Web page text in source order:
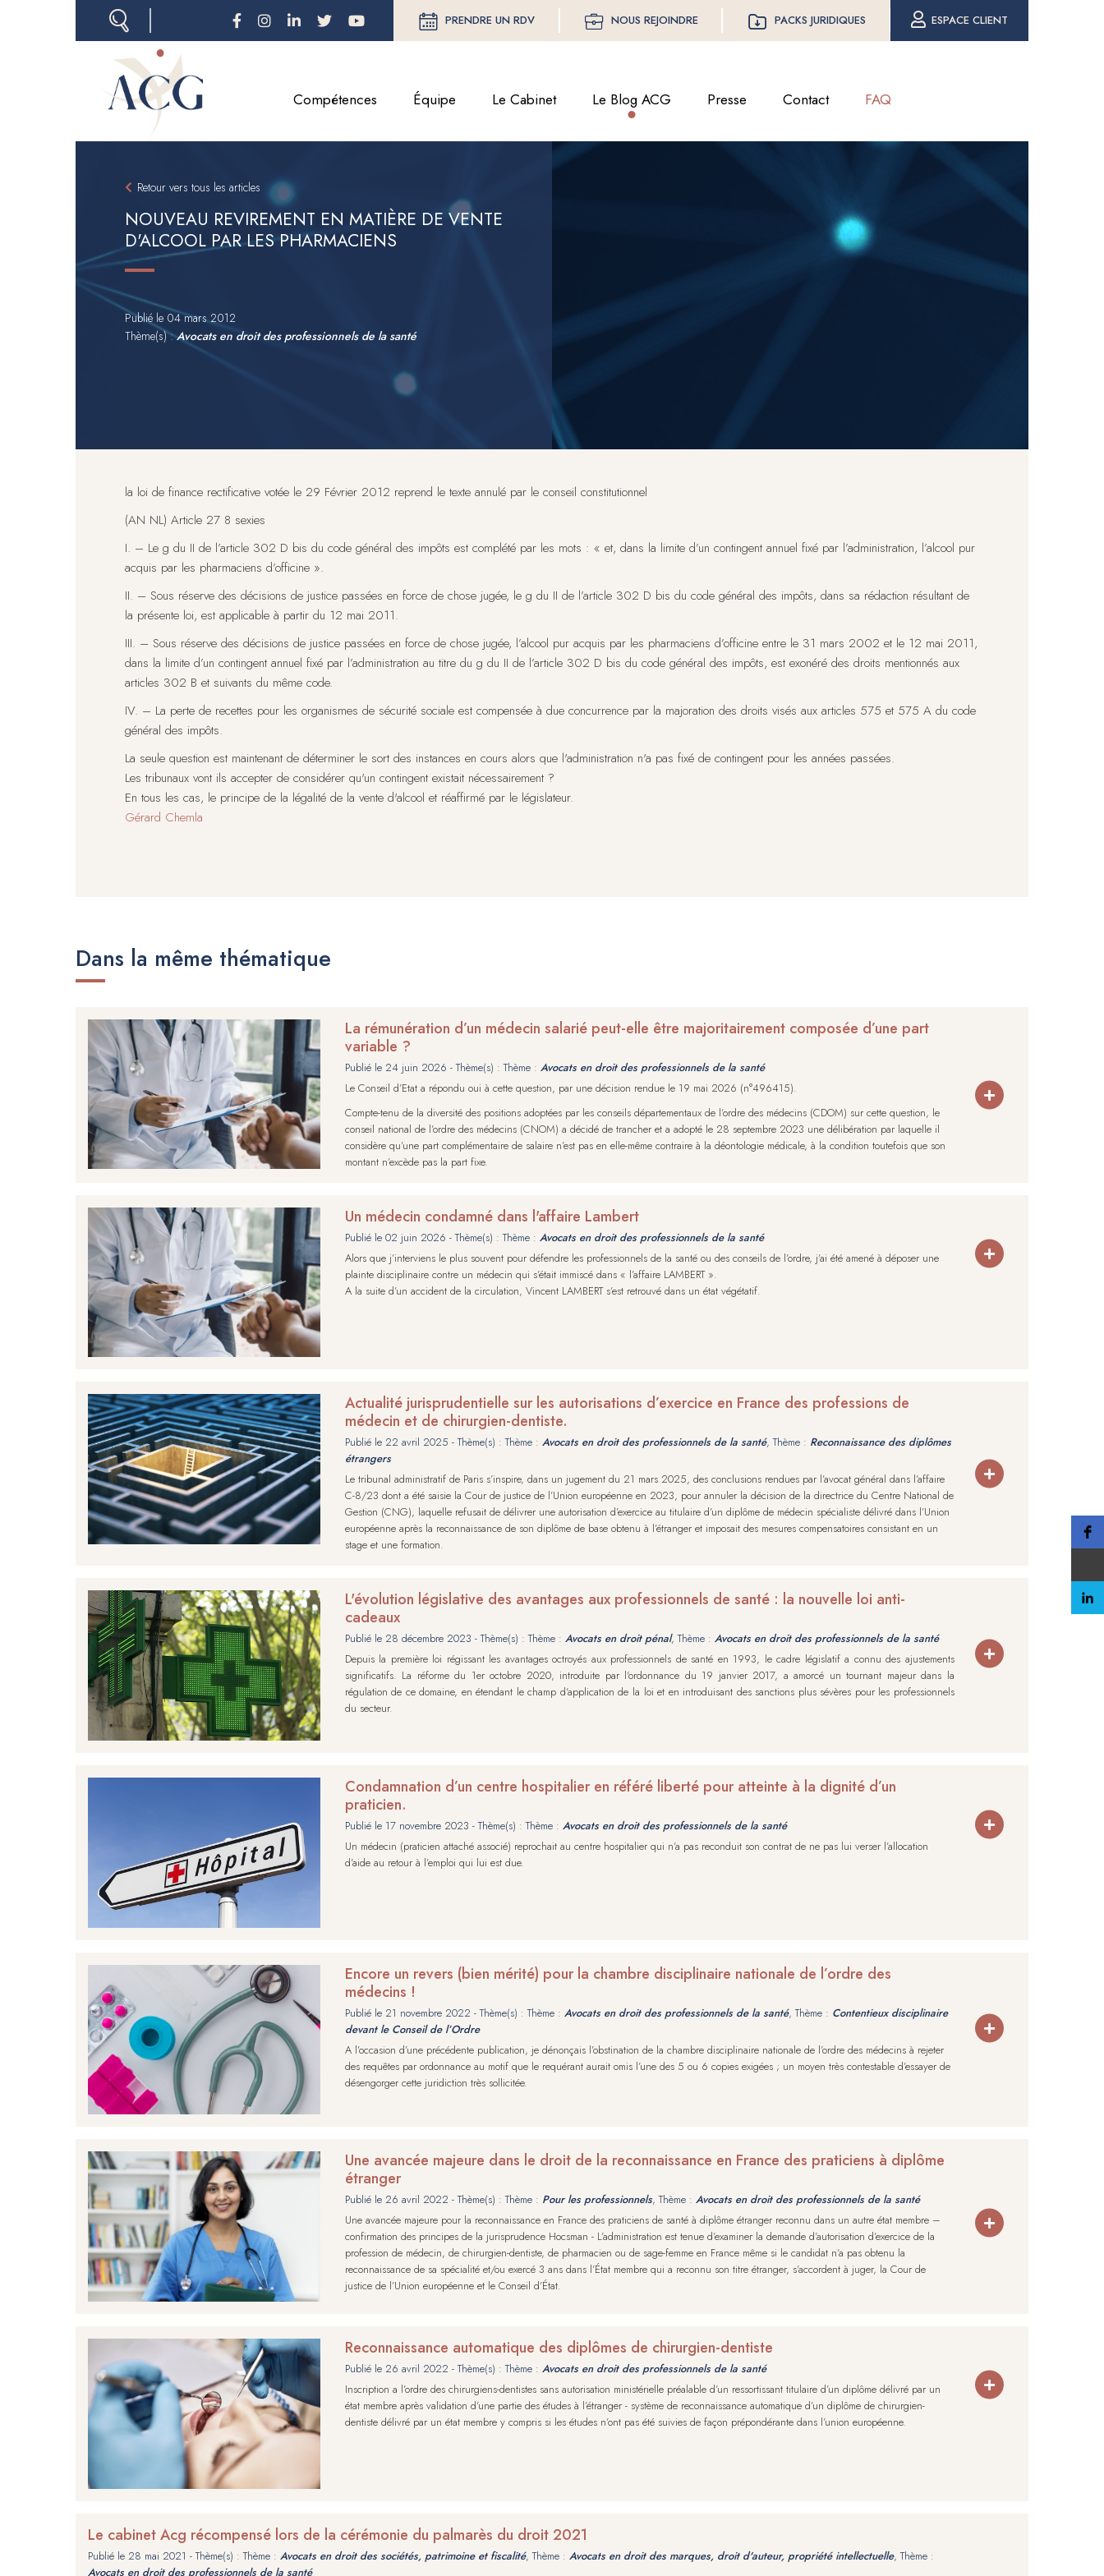
PRENDRE UN RDV NOUS REJOINDRE PACKS JURIDIQUES ESPACE CLIENT
Compétences Équipe Le Cabinet Le Blog ACG Presse Contact FAQ
Retour vers tous les articles
NOUVEAU REVIREMENT EN MATIÈRE DE VENTE
D'ALCOOL PAR LES PHARMACIENS
Publié le 04 mars 2012
Thème(s) :Avocats en droit des professionnels de la santé
la loi de finance rectificative votée le 29 Février 2012 reprend le texte annulé par le conseil constitutionnel
(AN NL) Article 27 8 sexies
I. – Le g du II de l’article 302 D bis du code général des impôts est complété par les mots : « et, dans la limite d’un contingent annuel fixé par l’administration, l’alcool pur
acquis par les pharmaciens d’officine ».
II. – Sous réserve des décisions de justice passées en force de chose jugée, le g du II de l’article 302 D bis du code général des impôts, dans sa rédaction résultant de
la présente loi, est applicable à partir du 12 mai 2011.
III. – Sous réserve des décisions de justice passées en force de chose jugée, l’alcool pur acquis par les pharmaciens d’officine entre le 31 mars 2002 et le 12 mai 2011,
dans la limite d’un contingent annuel fixé par l’administration au titre du g du II de l’article 302 D bis du code général des impôts, est exonéré des droits mentionnés aux
articles 302 B et suivants du même code.
IV. – La perte de recettes pour les organismes de sécurité sociale est compensée à due concurrence par la majoration des droits visés aux articles 575 et 575 A du code
général des impôts.
La seule question est maintenant de déterminer le sort des instances en cours alors que l'administration n'a pas fixé de contingent pour les années passées.
Les tribunaux vont ils accepter de considérer qu'un contingent existait nécessairement ?
En tous les cas, le principe de la légalité de la vente d'alcool et réaffirmé par le législateur.
Gérard Chemla
Dans la même thématique
La rémunération d’un médecin salarié peut-elle être majoritairement composée d’une part
variable ?
Publié le 24 juin 2026 - Thème(s) : Thème : Avocats en droit des professionnels de la santé
Le Conseil d’Etat a répondu oui à cette question, par une décision rendue le 19 mai 2026 (n°496415).
Compte-tenu de la diversité des positions adoptées par les conseils départementaux de l’ordre des médecins (CDOM) sur cette question, le
conseil national de l’ordre des médecins (CNOM) a décidé de trancher et a adopté le 28 septembre 2023 une délibération par laquelle il
considère qu’une part complémentaire de salaire n’est pas en elle-même contraire à la déontologie médicale, à la condition toutefois que son
montant n’excède pas la part fixe.
Un médecin condamné dans l'affaire Lambert
Publié le 02 juin 2026 - Thème(s) : Thème : Avocats en droit des professionnels de la santé
Alors que j’interviens le plus souvent pour défendre les professionnels de la santé ou des conseils de l’ordre, j’ai été amené à déposer une
plainte disciplinaire contre un médecin qui s’était immiscé dans « l’affaire LAMBERT ».
A la suite d’un accident de la circulation, Vincent LAMBERT s’est retrouvé dans un état végétatif.
Actualité jurisprudentielle sur les autorisations d’exercice en France des professions de
médecin et de chirurgien-dentiste.
Publié le 22 avril 2025 - Thème(s) : Thème : Avocats en droit des professionnels de la santé, Thème : Reconnaissance des diplômes
étrangers
Le tribunal administratif de Paris s’inspire, dans un jugement du 21 mars 2025, des conclusions rendues par l’avocat général dans l’affaire
C-8/23 dont a été saisie la Cour de justice de l’Union européenne en 2023, pour annuler la décision de la directrice du Centre National de
Gestion (CNG), laquelle refusait de délivrer une autorisation d’exercice au titulaire d’un diplôme de médecin spécialiste délivré dans l’Union
européenne après la reconnaissance de son diplôme de base obtenu à l’étranger et imposait des mesures compensatoires consistant en un
stage et une formation.
L'évolution législative des avantages aux professionnels de santé : la nouvelle loi anti-
cadeaux
Publié le 28 décembre 2023 - Thème(s) : Thème : Avocats en droit pénal, Thème : Avocats en droit des professionnels de la santé
Depuis la première loi régissant les avantages octroyés aux professionnels de santé en 1993, le cadre législatif a connu des ajustements
significatifs. La réforme du 1er octobre 2020, introduite par l'ordonnance du 19 janvier 2017, a amorcé un tournant majeur dans la
régulation de ce domaine, en étendant le champ d'application de la loi et en introduisant des sanctions plus sévères pour les professionnels
du secteur.
Condamnation d’un centre hospitalier en référé liberté pour atteinte à la dignité d’un
praticien.
Publié le 17 novembre 2023 - Thème(s) : Thème : Avocats en droit des professionnels de la santé
Un médecin (praticien attaché associé) reprochait au centre hospitalier qui n’a pas reconduit son contrat de ne pas lui verser l’allocation
d’aide au retour à l’emploi qui lui est due.
Encore un revers (bien mérité) pour la chambre disciplinaire nationale de l’ordre des
médecins !
Publié le 21 novembre 2022 - Thème(s) : Thème : Avocats en droit des professionnels de la santé, Thème : Contentieux disciplinaire
devant le Conseil de l’Ordre
A l’occasion d’une précédente publication, je dénonçais l’obstination de la chambre disciplinaire nationale de l’ordre des médecins à rejeter
des requêtes par ordonnance au motif que le requérant aurait omis l’une des 5 ou 6 copies exigées ; un moyen très contestable d’essayer de
désengorger cette juridiction très sollicitée.
Une avancée majeure dans le droit de la reconnaissance en France des praticiens à diplôme
étranger
Publié le 26 avril 2022 - Thème(s) : Thème : Pour les professionnels, Thème : Avocats en droit des professionnels de la santé
Une avancée majeure pour la reconnaissance en France des praticiens de santé à diplôme étranger reconnu dans un autre état membre –
confirmation des principes de la jurisprudence Hocsman - L’administration est tenue d’examiner la demande d’autorisation d’exercice de la
profession de médecin, de chirurgien-dentiste, de pharmacien ou de sage-femme en France même si le candidat n’a pas obtenu la
reconnaissance de sa spécialité et/ou exercé 3 ans dans l’État membre qui a reconnu son titre étranger, s’accordent à juger, la Cour de
justice de l’Union européenne et le Conseil d’État.
Reconnaissance automatique des diplômes de chirurgien-dentiste
Publié le 26 avril 2022 - Thème(s) : Thème : Avocats en droit des professionnels de la santé
Inscription a l’ordre des chirurgiens-dentistes sans autorisation ministérielle préalable d’un ressortissant titulaire d’un diplôme délivré par un
état membre après validation d’une partie des études à l’étranger - système de reconnaissance automatique d’un diplôme de chirurgien-
dentiste délivré par un état membre y compris si les études n’ont pas été suivies de façon prépondérante dans l’union européenne.
Le cabinet Acg récompensé lors de la cérémonie du palmarès du droit 2021
Publié le 28 mai 2021 - Thème(s) : Thème : Avocats en droit des sociétés, patrimoine et fiscalité, Thème : Avocats en droit des marques, droit d'auteur, propriété intellectuelle, Thème :
Avocats en droit des professionnels de la santé